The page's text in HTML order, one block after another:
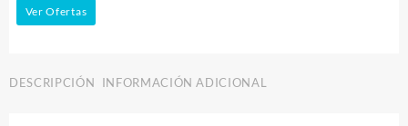
Ver Ofertas
DESCRIPCIÓN INFORMACIÓN ADICIONAL